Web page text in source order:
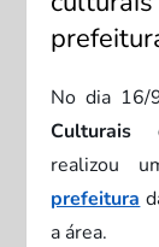
No dia 16/
Culturais
realizou
prefeitura
a área.